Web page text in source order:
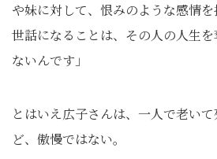
や妹に対して、恨みのような感情
世話になることは、その人の人生
ないんです」
とはいえ広子さんは、一人で老い
ど、傲慢ではない。